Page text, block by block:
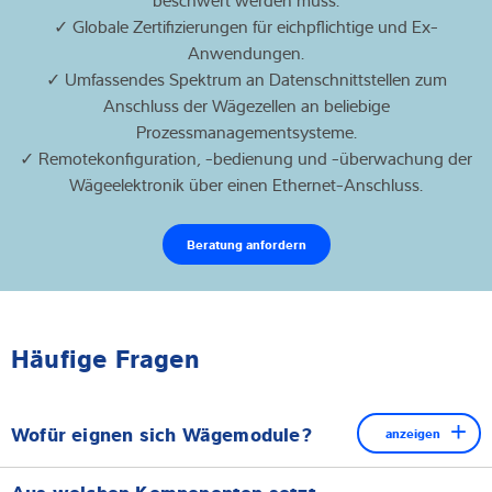
✓ Globale Zertifizierungen für eichpflichtige und Ex-
Anwendungen.
✓ Umfassendes Spektrum an Datenschnittstellen zum
Anschluss der Wägezellen an beliebige
Prozessmanagementsysteme.
✓ Remotekonfiguration, -bedienung und -überwachung der
Wägeelektronik über einen Ethernet-Anschluss.
Beratung anfordern
Häufige Fragen
Wofür eignen sich Wägemodule? anzeigen